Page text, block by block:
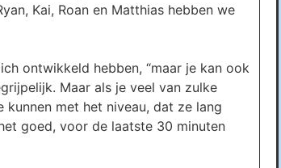
Kai, Roan en Matthias hebben we
ontwikkeld hebben, “maar je kan ook
Maar als je veel van zulke
met het niveau, dat ze lang
goed, voor de laatste 30 minuten